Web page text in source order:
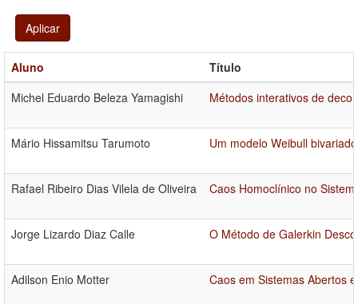
Aplicar
Aluno
Título
Michel Eduardo Beleza Yamagishi
Métodos interativos de
Mário Hissamitsu Tarumoto Um modelo Weibull
Rafael Ribeiro Dias Vilela de Oliveira Caos Homoclínico no
Jorge Lizardo Diaz Calle O Método de Galerkin
Adilson Enio Motter Caos em Sistemas Abertos